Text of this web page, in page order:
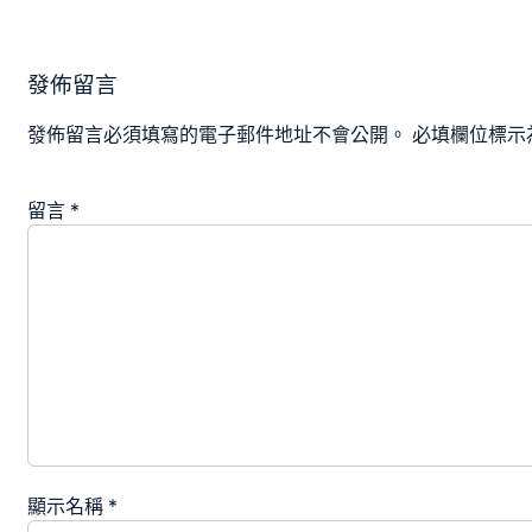
發佈留言
發佈留言必須填寫的電子郵件地址不會公開。 必填欄位標
留言 *
顯示名稱 *